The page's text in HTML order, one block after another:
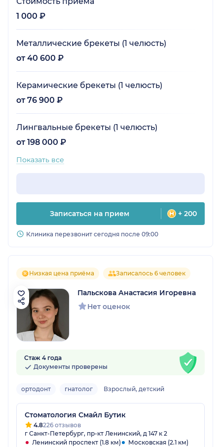
1 000 ₽
Металлические брекеты (1 челюсть)
от 40 600 ₽
Керамические брекеты (1 челюсть)
от 76 900 ₽
Лингвальные брекеты (1 челюсть)
от 198 000 ₽
Показать все
Записаться на прием + 200
Клиника перезвонит сегодня после 09:00
Низкая цена приёма Записалось 6 человек
Пальскова Анастасия Игоревна
Нет оценок
Стаж 4 года
Документы проверены
ортодонт гнатолог Взрослый, детский
Стоматология Смайл Бутик
4.8226 отзывов
г Санкт-Петербург, пр-кт Ленинский, д 147 к 2
Ленинский проспект (1.8 км)
Московская (2.1 км)